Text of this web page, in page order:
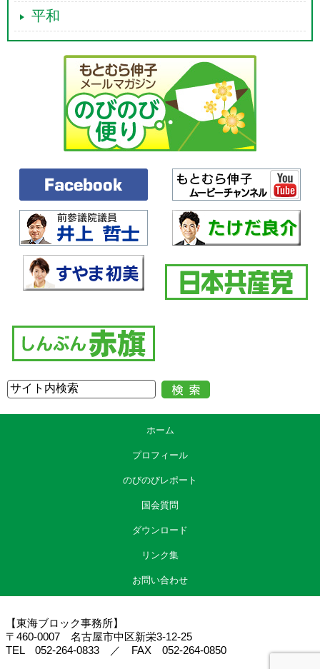
平和
ホーム
プロフィール
のびのびレポート
国会質問
ダウンロード
リンク集
お問い合わせ
【東海ブロック事務所】
〒460-0007 名古屋市中区新栄3-12-25
TEL 052-264-0833 ／ FAX 052-264-0850